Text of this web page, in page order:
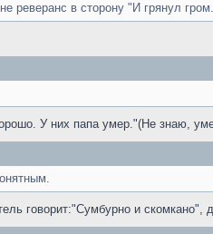
реверанс в сторону "И грянул
У них папа умер."(Не знаю,
говорит:"Сумбурно и